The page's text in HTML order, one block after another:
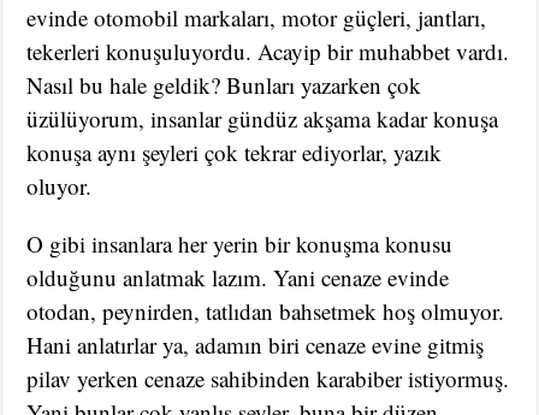
evinde otomobil markaları, motor güçleri, jantları,
tekerleri konuşuluyordu. Acayip bir muhabbet vardı.
Nasıl bu hale geldik? Bunları yazarken çok
üzülüyorum, insanlar gündüz akşama kadar konuşa
konuşa aynı şeyleri çok tekrar ediyorlar, yazık
oluyor.
O gibi insanlara her yerin bir konuşma konusu
olduğunu anlatmak lazım. Yani cenaze evinde
otodan, peynirden, tatlıdan bahsetmek hoş olmuyor.
Hani anlatırlar ya, adamın biri cenaze evine gitmiş
pilav yerken cenaze sahibinden karabiber istiyormuş.